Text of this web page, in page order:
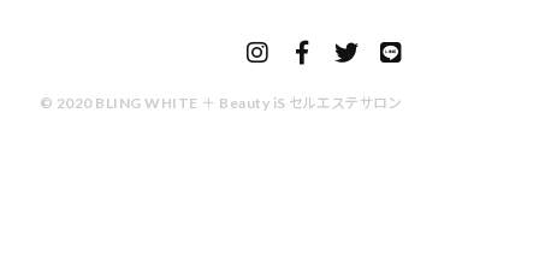
© 2020 BLING WHITE ＋ Beauty iS セルエステサロン